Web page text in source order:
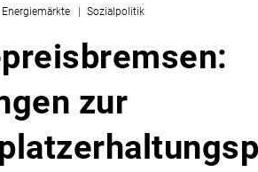
Energiemärkte Sozialpolitik
zur